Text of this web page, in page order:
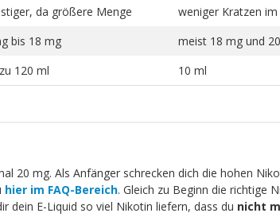
da größere Menge weniger Kratzen im
bis 18 mg meist 18 mg und
120 ml 10 ml
20 mg. Als Anfänger schrecken dich die hohen
hier im FAQ-Bereich. Gleich zu Beginn die richtige
dein E-Liquid so viel Nikotin liefern, dass du nicht